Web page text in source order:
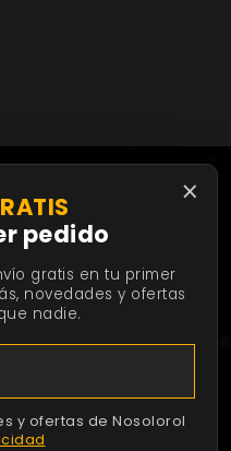
noticias sobre tus
×
pedido
gratis en tu primer
novedades y ofertas
nadie.
y ofertas de Nosolorol